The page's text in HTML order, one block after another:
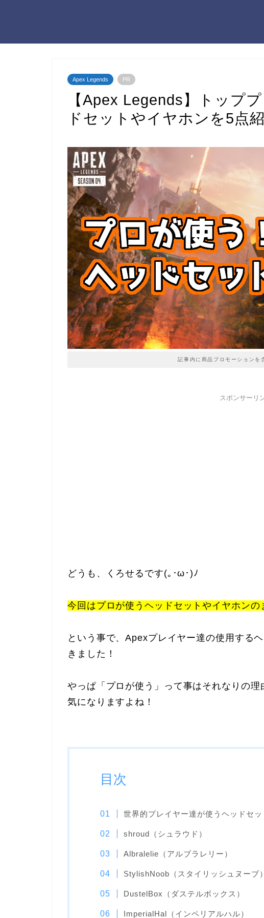
Apex Legends PR
【Apex Legends】トップ
ドセットやイヤホンを5点紹
記事内に商品プロモーションを
スポンサーリ
どうも、くろせるです(｡･ω･)ﾉ
今回はプロが使うヘッドセットやイヤホンの
という事で、Apexプレイヤー達の使用する
きました！
やっぱ 「プロが使う」
って事はそれなりの
気になりますよね！
目次
世界的プレイヤー達が使うヘッドセ
shroud（シュラウド）
Albralelie（アルブラレリー）
StylishNoob（スタイリッシュヌーブ）
DustelBox（ダステルボックス）
ImperialHal（インペリアルハル）